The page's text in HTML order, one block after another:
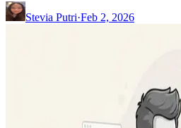
Stevia Putri·Feb 2, 2026